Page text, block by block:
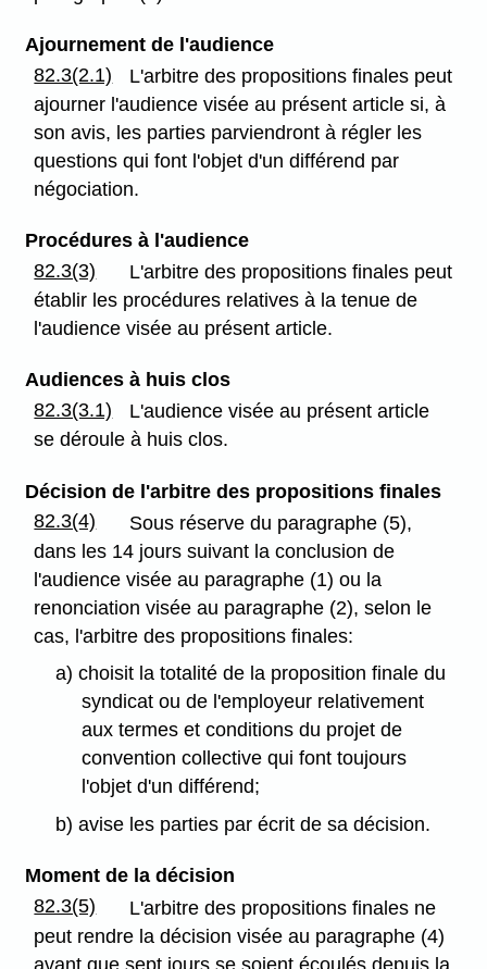
Ajournement de l'audience
82.3(2.1)
L'arbitre des propositions finales peut
ajourner l'audience visée au présent article si, à
son avis, les parties parviendront à régler les
questions qui font l'objet d'un différend par
négociation.
Procédures à l'audience
82.3(3)
L'arbitre des propositions finales peut
établir les procédures relatives à la tenue de
l'audience visée au présent article.
Audiences à huis clos
82.3(3.1)
L'audience visée au présent article
se déroule à huis clos.
Décision de l'arbitre des propositions finales
82.3(4)
Sous réserve du paragraphe (5),
dans les 14 jours suivant la conclusion de
l'audience visée au paragraphe (1) ou la
renonciation visée au paragraphe (2), selon le
cas, l'arbitre des propositions finales:
a) choisit la totalité de la proposition finale du
syndicat ou de l'employeur relativement
aux termes et conditions du projet de
convention collective qui font toujours
l'objet d'un différend;
b) avise les parties par écrit de sa décision.
Moment de la décision
82.3(5)
L'arbitre des propositions finales ne
peut rendre la décision visée au paragraphe (4)
avant que sept jours se soient écoulés depuis la